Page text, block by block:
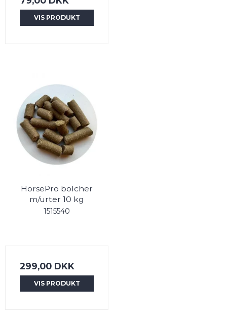
VIS PRODUKT
HorsePro bolcher
m/urter 10 kg
1515540
299,00 DKK
VIS PRODUKT